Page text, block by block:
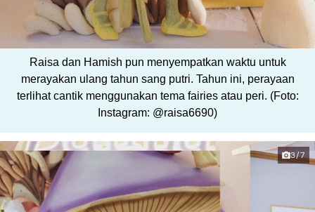
Raisa dan Hamish pun menyempatkan waktu untuk
merayakan ulang tahun sang putri. Tahun ini, perayaan
terlihat cantik menggunakan tema fairies atau peri. (Foto:
Instagram: @raisa6690)
3/7